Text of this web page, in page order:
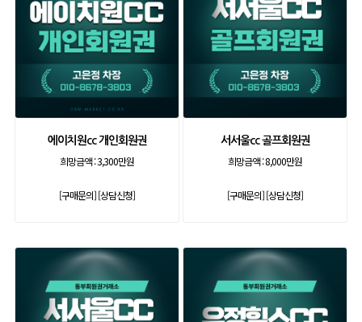
에이치원cc 개인회원권
희망금액 :3,300만원
[구매문의][상담신청]
서서울cc 골프회원권
희망금액 :8,000만원
[구매문의][상담신청]